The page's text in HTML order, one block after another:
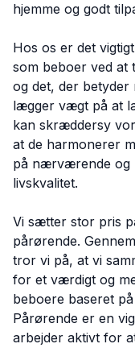
hjemme og godt
Hos os er det
som beboer ved at
og det, der betyder
lægger vægt på at
kan skræddersy
at de harmonerer
på nærværende og
livskvalitet.
Vi sætter stor pris
pårørende.
tror vi på, at vi
for et værdigt og
beboere baseret
Pårørende er en
arbejder aktivt for